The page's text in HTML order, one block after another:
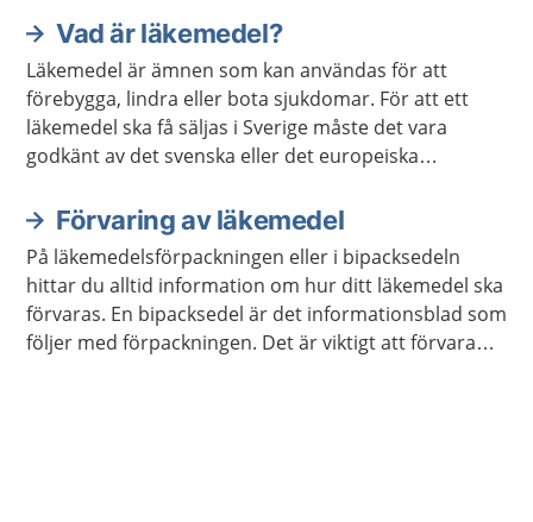
Vad är läkemedel?
Läkemedel är ämnen som kan användas för att
förebygga, lindra eller bota sjukdomar. För att ett
läkemedel ska få säljas i Sverige måste det vara
godkänt av det svenska eller det europeiska
Förvaring av läkemedel
På läkemedelsförpackningen eller i bipacksedeln
hittar du alltid information om hur ditt läkemedel ska
förvaras. En bipacksedel är det informationsblad som
följer med förpackningen. Det är viktigt att förvara